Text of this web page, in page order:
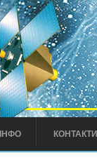
ІНФО КОНТАКТИ